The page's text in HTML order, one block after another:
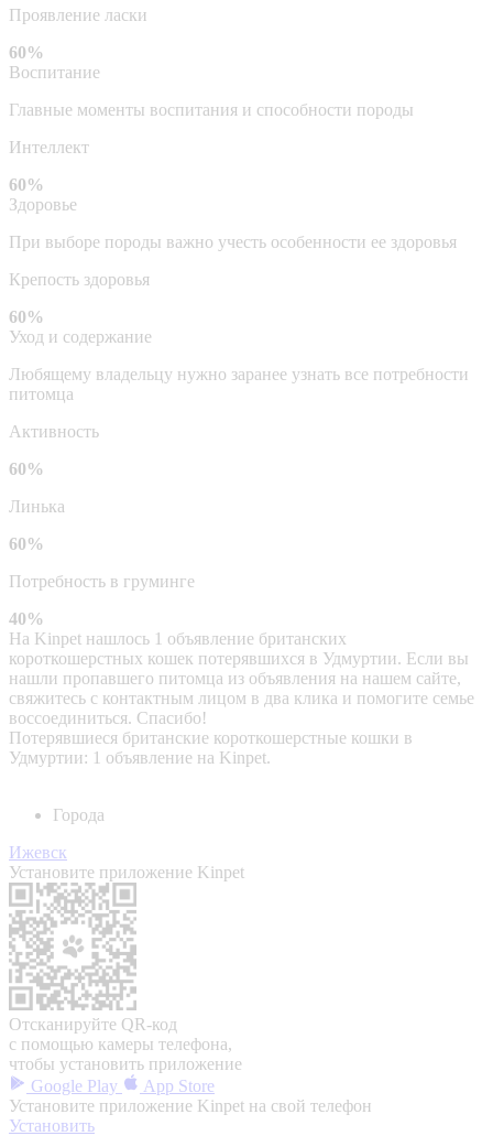
Проявление ласки
60%
Воспитание
Главные моменты воспитания и способности породы
Интеллект
60%
Здоровье
При выборе породы важно учесть особенности ее здоровья
Крепость здоровья
60%
Уход и содержание
Любящему владельцу нужно заранее узнать все потребности
питомца
Активность
60%
Линька
60%
Потребность в груминге
40%
На Kinpet нашлось 1 объявление британских
короткошерстных кошек потерявшихся в Удмуртии. Если вы
нашли пропавшего питомца из объявления на нашем сайте,
свяжитесь с контактным лицом в два клика и помогите семье
воссоединиться. Спасибо!
Потерявшиеся британские короткошерстные кошки в
Удмуртии: 1 объявление на Kinpet.
Города
Ижевск
Установите приложение Kinpet
Отсканируйте QR-код
с помощью камеры телефона,
чтобы установить приложение
Google Play
App Store
Установите приложение Kinpet на свой телефон
Установить